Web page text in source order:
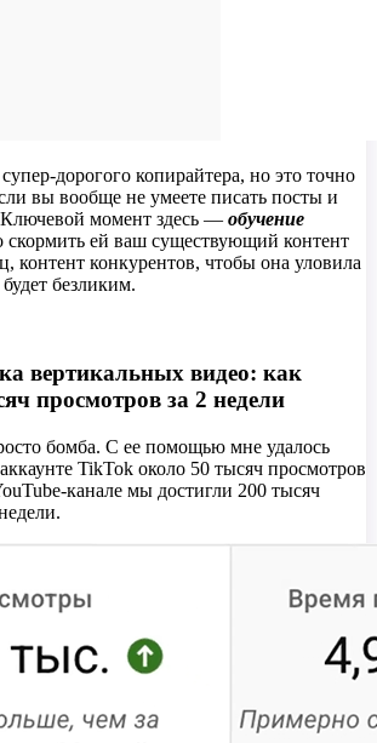
дорогого копирайтера, но это точно
вы вообще не умеете писать посты и
Ключевой момент здесь — обучение
ей ваш существующий контент
контент конкурентов, чтобы она уловила
безликим.
вертикальных видео: как
просмотров за 2 недели
бомба. С ее помощью мне удалось
TikTok около 50 тысяч просмотров
канале мы достигли 200 тысяч